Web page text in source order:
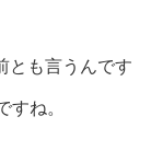
とも言うんです
すね。